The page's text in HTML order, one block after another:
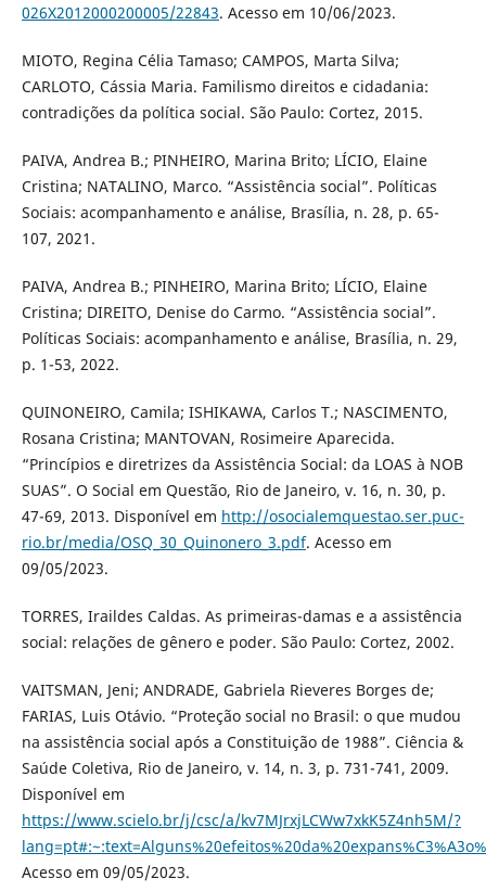
026X2012000200005/22843. Acesso em 10/06/2023.
MIOTO, Regina Célia Tamaso; CAMPOS, Marta Silva;
CARLOTO, Cássia Maria. Familismo direitos e cidadania:
contradições da política social. São Paulo: Cortez, 2015.
PAIVA, Andrea B.; PINHEIRO, Marina Brito; LÍCIO, Elaine
Cristina; NATALINO, Marco. “Assistência social”. Políticas
Sociais: acompanhamento e análise, Brasília, n. 28, p. 65-
107, 2021.
PAIVA, Andrea B.; PINHEIRO, Marina Brito; LÍCIO, Elaine
Cristina; DIREITO, Denise do Carmo. “Assistência social”.
Políticas Sociais: acompanhamento e análise, Brasília, n. 29,
p. 1-53, 2022.
QUINONEIRO, Camila; ISHIKAWA, Carlos T.; NASCIMENTO,
Rosana Cristina; MANTOVAN, Rosimeire Aparecida.
“Princípios e diretrizes da Assistência Social: da LOAS à NOB
SUAS”. O Social em Questão, Rio de Janeiro, v. 16, n. 30, p.
47-69, 2013. Disponível em http://osocialemquestao.ser.puc-
rio.br/media/OSQ_30_Quinonero_3.pdf. Acesso em
09/05/2023.
TORRES, Iraildes Caldas. As primeiras-damas e a assistência
social: relações de gênero e poder. São Paulo: Cortez, 2002.
VAITSMAN, Jeni; ANDRADE, Gabriela Rieveres Borges de;
FARIAS, Luis Otávio. “Proteção social no Brasil: o que mudou
na assistência social após a Constituição de 1988”. Ciência &
Saúde Coletiva, Rio de Janeiro, v. 14, n. 3, p. 731-741, 2009.
Disponível em
https://www.scielo.br/j/csc/a/kv7MJrxjLCWw7xkK5Z4nh5M/?
Acesso em 09/05/2023.